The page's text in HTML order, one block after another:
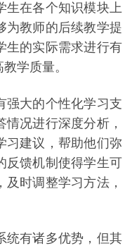
生在各个知识模块上
为教师的后续教学提
生的实际需求进行有
学质量。
大的个性化学习支
况进行深度分析，
习建议，帮助他们弥
反馈机制使得学生可
时调整学习方法，
有诸多优势，但其